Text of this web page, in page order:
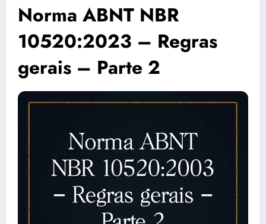
Norma ABNT NBR
10520:2023 – Regras
gerais – Parte 2